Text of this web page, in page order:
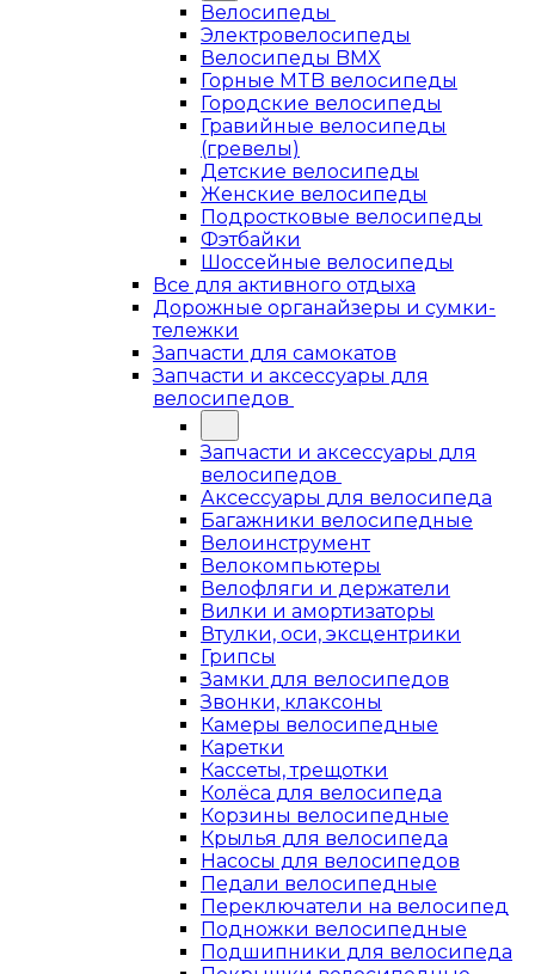
Велосипеды
Электровелосипеды
Велосипеды BMX
Горные MTB велосипеды
Городские велосипеды
Гравийные велосипеды
(гревелы)
Детские велосипеды
Женские велосипеды
Подростковые велосипеды
Фэтбайки
Шоссейные велосипеды
Все для активного отдыха
Дорожные органайзеры и сумки-
тележки
Запчасти для самокатов
Запчасти и аксессуары для
велосипедов
Запчасти и аксессуары для
велосипедов
Аксессуары для велосипеда
Багажники велосипедные
Велоинструмент
Велокомпьютеры
Велофляги и держатели
Вилки и амортизаторы
Втулки, оси, эксцентрики
Грипсы
Замки для велосипедов
Звонки, клаксоны
Камеры велосипедные
Каретки
Кассеты, трещотки
Колёса для велосипеда
Корзины велосипедные
Крылья для велосипеда
Насосы для велосипедов
Педали велосипедные
Переключатели на велосипед
Подножки велосипедные
Подшипники для велосипеда